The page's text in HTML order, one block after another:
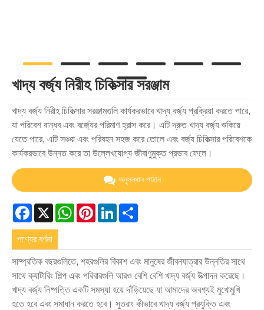
খাদ্য বর্জ্য নিরীহ চিকিত্সার সরঞ্জাম
খাদ্য বর্জ্য নিরীহ চিকিত্সার সরঞ্জামগুলি কার্যকরভাবে খাদ্য বর্জ্য প্রক্রিয়া করতে পারে,
যা পরিবেশ বান্ধব এবং বর্জ্যের পরিমাণ হ্রাস করে। এটি দ্রুত খাদ্য বর্জ্য শুকিয়ে
যেতে পারে, এটি সঞ্চয় এবং পরিবহন সহজ করে তোলে এবং বর্জ্য চিকিত্সার পরিবেশকে
কার্যকরভাবে উন্নত করে তা উল্লেখযোগ্য জীবাণুমুক্ত প্রভাব ফেলে।
অনুসন্ধান পাঠান
Facebook
X WhatsApp
PinterestLinkedIn
পণ্যের বর্ণনা
সাম্প্রতিক বছরগুলিতে, শহরগুলির বিকাশ এবং মানুষের জীবনযাত্রার উন্নতির সাথে
সাথে ক্যাটারিং শিল্প এবং পরিবারগুলি আরও বেশি বেশি খাদ্য বর্জ্য উত্পাদন করেছে।
খাদ্য বর্জ্য নিষ্পত্তি একটি সমস্যা হয়ে দাঁড়িয়েছে যা আমাদের অবশ্যই মুখোমুখি
হতে হবে এবং সমাধান করতে হবে। সুতরাং কীভাবে খাদ্য বর্জ্য প্রযুক্তি এবং